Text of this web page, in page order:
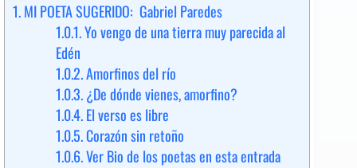
1.MI POETA SUGERIDO: Gabriel Paredes
1.0.1.Yo vengo de una tierra muy parecida al
Edén
1.0.2.Amorfinos del río
1.0.3.¿De dónde vienes, amorfino?
1.0.4.El verso es libre
1.0.5.Corazón sin retoño
1.0.6.Ver Bio de los poetas en esta entrada